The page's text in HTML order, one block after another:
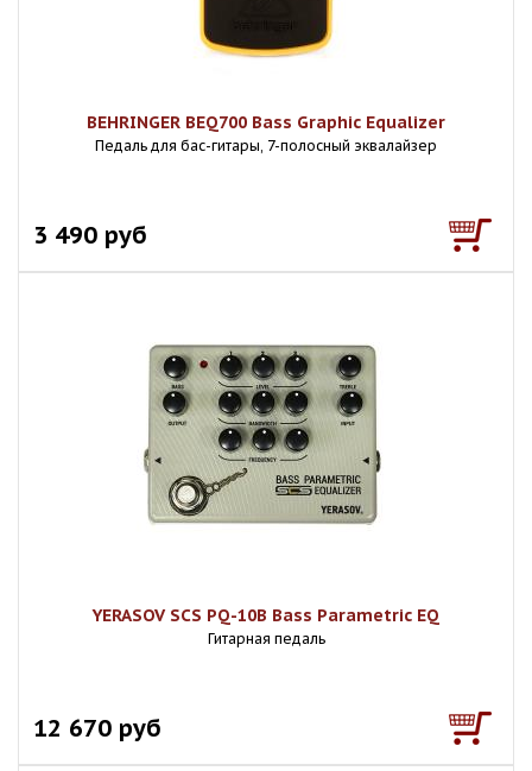
BEHRINGER BEQ700 Bass Graphic Equalizer
Педаль для бас-гитары, 7-полосный эквалайзер
3 490 руб
YERASOV SCS PQ-10B Bass Parametric EQ
Гитарная педаль
12 670 руб